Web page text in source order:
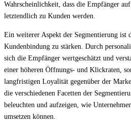
Wahrscheinlichkeit, dass die Empfänger
letztendlich zu Kunden werden.
Ein weiterer Aspekt der Segmentierung ist
Kundenbindung zu stärken. Durch
sich die Empfänger wertgeschätzt und
einer höheren Öffnungs- und Klickraten,
langfristigen Loyalität gegenüber der
die verschiedenen Facetten der
beleuchten und aufzeigen, wie
umsetzen können.